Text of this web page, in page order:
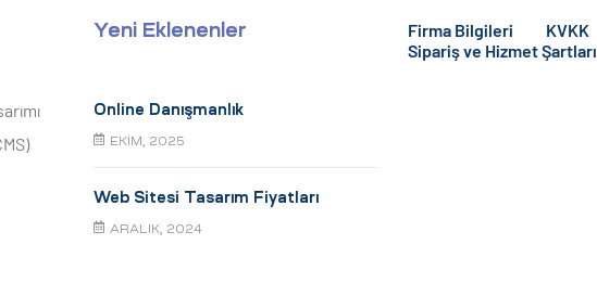
Yeni Eklenenler
Online Danışmanlık
EKIM, 2025
Web Sitesi Tasarım Fiyatları
ARALIK, 2024
Firma Bilgileri KVKK
Sipariş ve Hizmet Şartları